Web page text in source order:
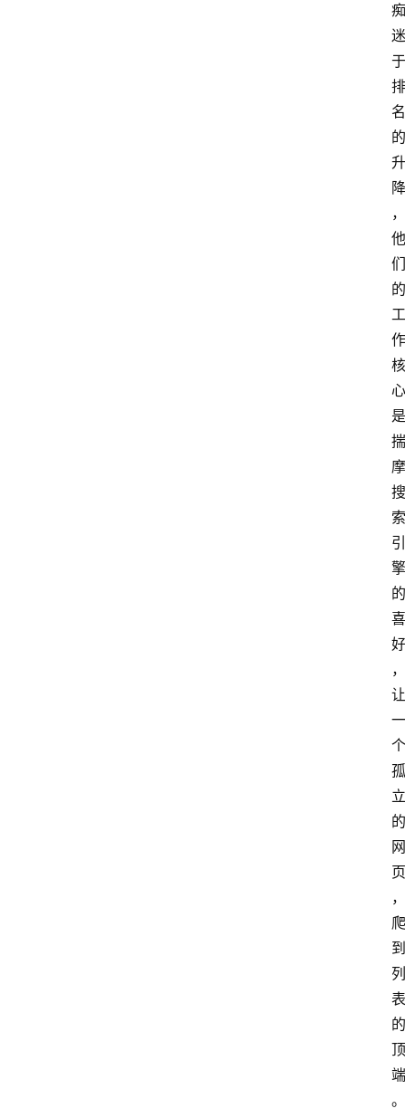
痴
迷
于
排
名
的
升
降
，
他
们
的
工
作
核
心
是
揣
摩
搜
索
引
擎
的
喜
好
，
让
一
个
孤
立
的
网
页
，
爬
到
列
表
的
顶
端
。